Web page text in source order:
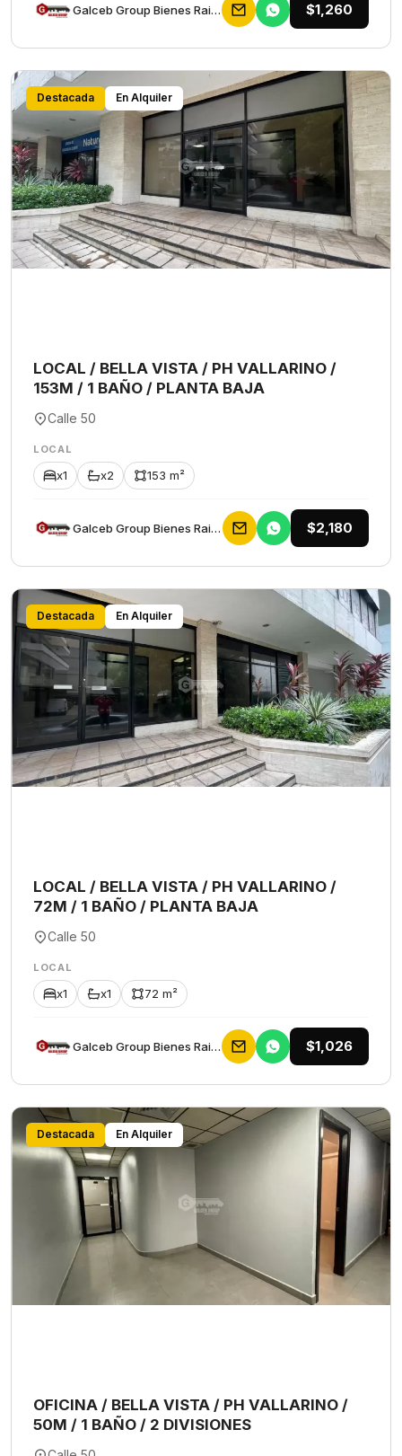
Galceb Group Bienes Raices $1,260
Destacada En Alquiler
LOCAL / BELLA VISTA / PH VALLARINO /
153M / 1 BAÑO / PLANTA BAJA
Calle 50
LOCAL
x1 x2 153 m²
Galceb Group Bienes Raices $2,180
Destacada En Alquiler
LOCAL / BELLA VISTA / PH VALLARINO /
72M / 1 BAÑO / PLANTA BAJA
Calle 50
LOCAL
x1 x1 72 m²
Galceb Group Bienes Raices $1,026
Destacada En Alquiler
OFICINA / BELLA VISTA / PH VALLARINO /
50M / 1 BAÑO / 2 DIVISIONES